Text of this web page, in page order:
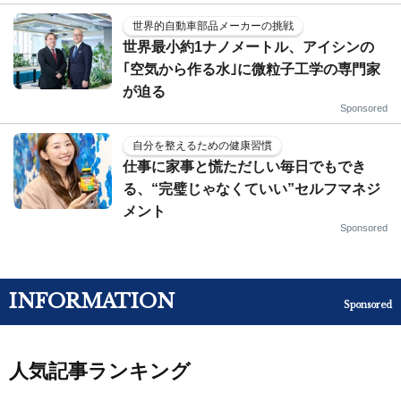
世界的自動車部品メーカーの挑戦
世界最小約1ナノメートル、アイシンの
｢空気から作る水｣に微粒子工学の専門家
が迫る
Sponsored
自分を整えるための健康習慣
仕事に家事と慌ただしい毎日でもでき
る、“完璧じゃなくていい”セルフマネジ
メント
Sponsored
INFORMATION Sponsored
人気記事ランキング